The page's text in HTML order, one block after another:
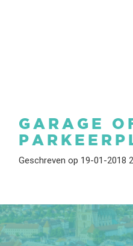
GARAGE
Geschreven op 19-01-2018